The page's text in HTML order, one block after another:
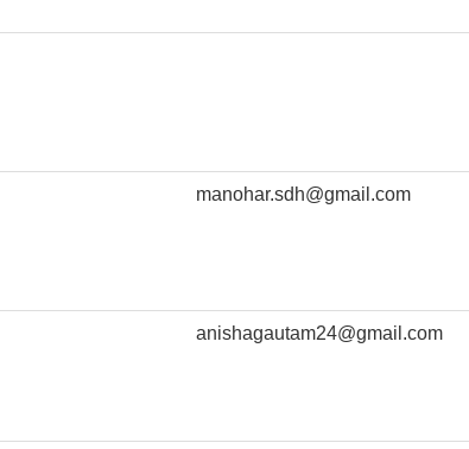
manohar.sdh@gmail.com
anishagautam24@gmail.com